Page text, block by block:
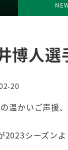
博人
20
温かいご声援
2023シーズン